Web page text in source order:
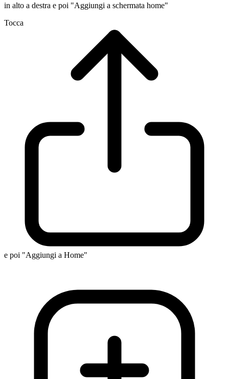
in alto a destra e poi "Aggiungi a schermata home"
Tocca
e poi "Aggiungi a Home"